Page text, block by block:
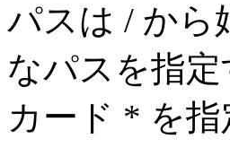
パスは / から
なパスを指
カード * を指